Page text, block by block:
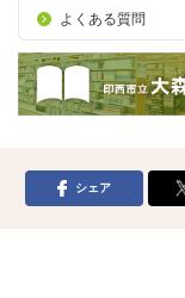
よくある質問
シェア